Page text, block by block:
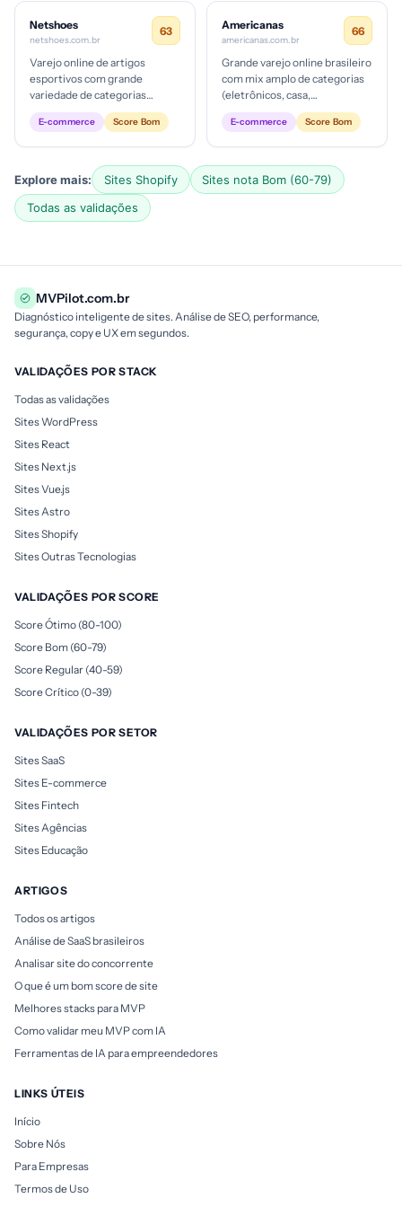
Netshoes
netshoes.com.br
63
Varejo online de artigos
esportivos com grande
variedade de categorias
(Tênis, Chuteiras, Roupas,
Suplementos). Estágio de
maturidade dig...
E-commerce Score Bom
Americanas
americanas.com.br
66
Grande varejo online brasileiro
com mix amplo de categorias
(eletrônicos, casa,
alimentação, moda). Provável
ticket médio médio, com foco...
E-commerce Score Bom
Explore mais: Sites Shopify
Sites nota Bom (60-79)
Todas as validações
MVPilot.com.br
Diagnóstico inteligente de sites. Análise de SEO, performance,
segurança, copy e UX em segundos.
VALIDAÇÕES POR STACK
Todas as validações
Sites WordPress
Sites React
Sites Next.js
Sites Vue.js
Sites Astro
Sites Shopify
Sites Outras Tecnologias
VALIDAÇÕES POR SCORE
Score Ótimo (80-100)
Score Bom (60-79)
Score Regular (40-59)
Score Crítico (0-39)
VALIDAÇÕES POR SETOR
Sites SaaS
Sites E-commerce
Sites Fintech
Sites Agências
Sites Educação
ARTIGOS
Todos os artigos
Análise de SaaS brasileiros
Analisar site do concorrente
O que é um bom score de site
Melhores stacks para MVP
Como validar meu MVP com IA
Ferramentas de IA para empreendedores
LINKS ÚTEIS
Início
Sobre Nós
Para Empresas
Termos de Uso